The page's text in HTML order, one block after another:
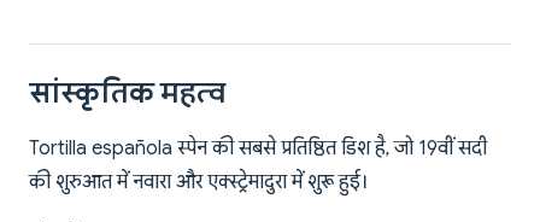
सांस्कृतिक महत्व
Tortilla española स्पेन की सबसे प्रतिष्ठित डिश है, जो 19वीं सदी
की शुरुआत में नवारा और एक्स्ट्रेमादुरा में शुरू हुई।